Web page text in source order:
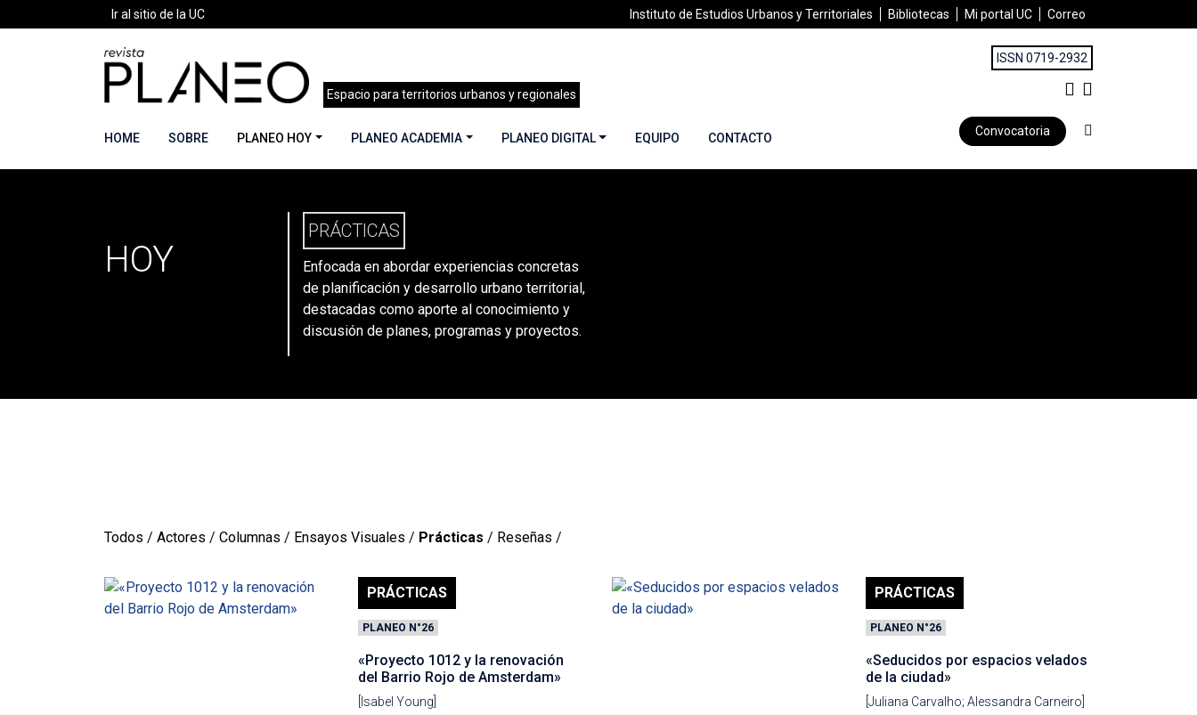
Ir al sitio de la UC Instituto de Estudios Urbanos y Territoriales Bibliotecas Mi portal UC Correo
Espacio para territorios urbanos y regionales
ISSN 0719-2932
HOME SOBRE PLANEO HOY PLANEO ACADEMIA PLANEO DIGITAL EQUIPO CONTACTO Convocatoria
»Página 7
HOY
PRÁCTICAS
Enfocada en abordar experiencias concretas
de planificación y desarrollo urbano territorial,
destacadas como aporte al conocimiento y
discusión de planes, programas y proyectos.
Todos / Actores / Columnas / Ensayos Visuales / Prácticas / Reseñas /
PRÁCTICAS
PLANEO N°26
«Proyecto 1012 y la renovación
del Barrio Rojo de Amsterdam»
[Isabel Young]
PRÁCTICAS
PLANEO N°26
«Seducidos por espacios velados
de la ciudad»
[Juliana Carvalho; Alessandra Carneiro]